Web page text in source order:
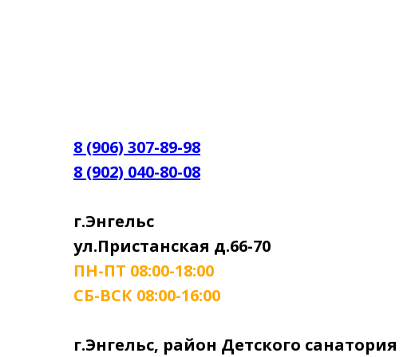
8 (906) 307-89-98
8 (902) 040-80-08
г.Энгельс
ул.Пристанская д.66-70
ПН-ПТ 08:00-18:00
СБ-ВСК 08:00-16:00
г.Энгельс, район Детского санатория